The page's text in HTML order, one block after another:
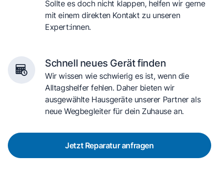
Sollte es doch nicht klappen, helfen wir gerne
mit einem direkten Kontakt zu unseren
Expert:innen.
Schnell neues Gerät finden
Wir wissen wie schwierig es ist, wenn die
Alltagshelfer fehlen. Daher bieten wir
ausgewählte Hausgeräte unserer Partner als
neue Wegbegleiter für dein Zuhause an.
Jetzt Reparatur anfragen